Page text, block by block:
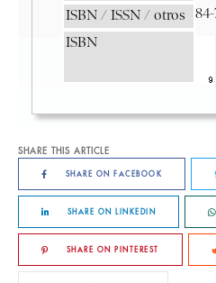
SHARE THIS ARTICLE
SHARE ON FACEBOOK
SHARE ON LINKEDIN
SHARE ON PINTEREST